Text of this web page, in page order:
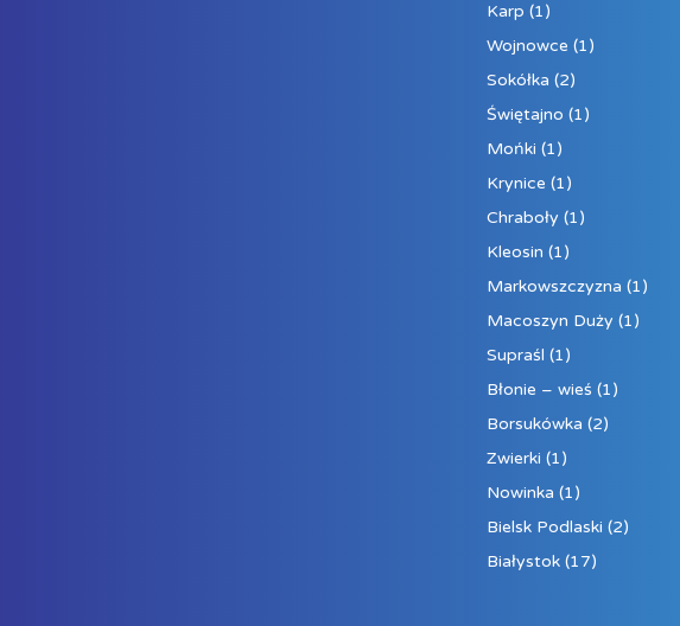
Karp (1)
Wojnowce (1)
Sokółka (2)
Świętajno (1)
Mońki (1)
Krynice (1)
Chraboły (1)
Kleosin (1)
Markowszczyzna (1)
Macoszyn Duży (1)
Supraśl (1)
Błonie – wieś (1)
Borsukówka (2)
Zwierki (1)
Nowinka (1)
Bielsk Podlaski (2)
Białystok(17)